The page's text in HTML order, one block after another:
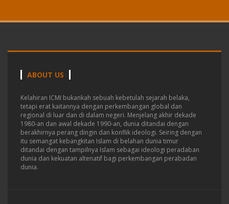
ABOUT US
Kelahiran ICMI bukankah sebuah kebetulah sejarah belaka,
tetapi erat kaitannya dengan perkembangan global dan
regional di luar dan di dalam negeri. Menjelang akhir dekade
1980-an dan awal dekade 1990-an, dunia ditandai dengan
berakhirnya perang dingin dan konflik ideologi. Seiring dengan
itu semangat kebangkitan Islam di belahan dunia timur
ditandai dengan tampilnya Islam sebagai ideologi peradaban
dunia dan kekuatan altenatif bagi perkembangan perabadan
dunia.